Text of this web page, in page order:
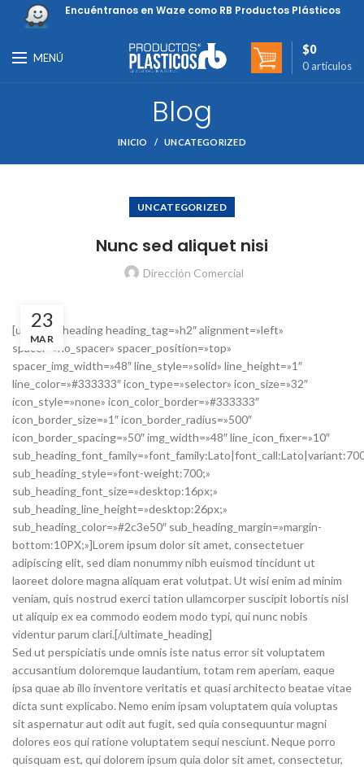
Encuéntranos en Waze como RB Productos Plásticos
MENÚ
0 artículos
$0
Blog
INICIO UNCATEGORIZED
UNCATEGORIZED
Nunc sed aliquet nisi
Dirección Comercial
23
MAR
[ultimate_heading heading_tag=»h2″ alignment=»left»
spacer=»no_spacer» spacer_position=»top»
spacer_img_width=»48″ line_style=»solid» line_height=»1″
line_color=»#333333″ icon_type=»selector» icon_size=»32″
icon_style=»none» icon_color_border=»#333333″
icon_border_size=»1″ icon_border_radius=»500″
icon_border_spacing=»50″ img_width=»48″ line_icon_fixer=»10″
sub_heading_style=»font-weight:700;»
sub_heading_font_size=»desktop:16px;»
sub_heading_line_height=»desktop:26px;»
sub_heading_color=»#2c3e50″ sub_heading_margin=»margin-
bottom:10PX;»]Lorem ipsum dolor sit amet, consectetuer
adipiscing elit, sed diam nonummy nibh euismod tincidunt ut
laoreet dolore magna aliquam erat volutpat. Ut wisi enim ad minim
veniam, quis nostrud exerci tation ullamcorper suscipit lobortis nisl
ut aliquip ex ea commodo eodem modo typi, qui nunc nobis
videntur parum clari.[/ultimate_heading]
Sed ut perspiciatis unde omnis iste natus error sit voluptatem
accusantium doloremque laudantium, totam rem aperiam, eaque
ipsa quae ab illo inventore veritatis et quasi architecto beatae vitae
dicta sunt explicabo. Nemo enim ipsam voluptatem quia voluptas
sit aspernatur aut odit aut fugit, sed quia consequuntur magni
dolores eos qui ratione voluptatem sequi nesciunt. Neque porro
quisquam est, qui dolorem ipsum quia dolor sit amet, consectetur,